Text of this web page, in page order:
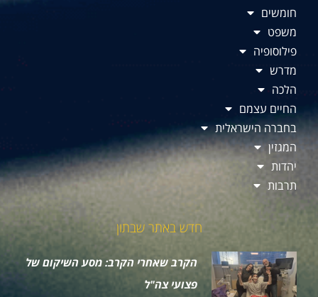
חומשים
משפט
פילוסופיה
מדרש
הלכה
החיים עצמם
בחברה הישראלית
המגזין
יהדות
תרבות
חדש באתר שבתון
הקרב שאחרי הקרב: מסע השיקום של
פצועי צה"ל